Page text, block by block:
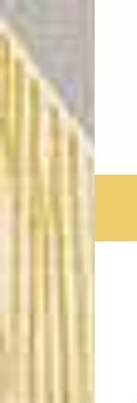
Перейти
к
контенту